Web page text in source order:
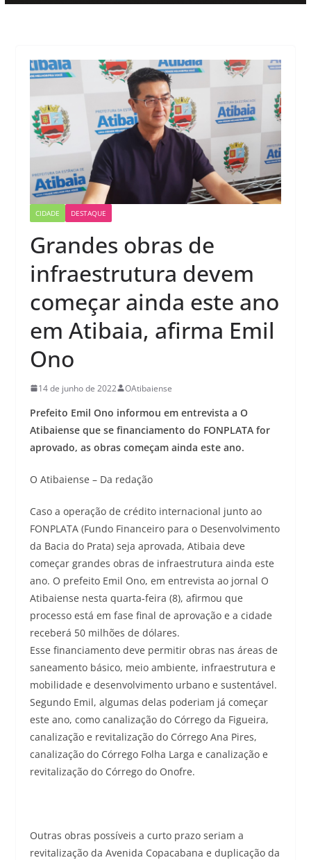
CIDADE DESTAQUE
Grandes obras de
infraestrutura devem
começar ainda este ano
em Atibaia, afirma Emil
Ono
14 de junho de 2022 OAtibaiense
Prefeito Emil Ono informou em entrevista a O
Atibaiense que se financiamento do FONPLATA for
aprovado, as obras começam ainda este ano.
O Atibaiense – Da redação
Caso a operação de crédito internacional junto ao
FONPLATA (Fundo Financeiro para o Desenvolvimento
da Bacia do Prata) seja aprovada, Atibaia deve
começar grandes obras de infraestrutura ainda este
ano. O prefeito Emil Ono, em entrevista ao jornal O
Atibaiense nesta quarta-feira (8), afirmou que
processo está em fase final de aprovação e a cidade
receberá 50 milhões de dólares.
Esse financiamento deve permitir obras nas áreas de
saneamento básico, meio ambiente, infraestrutura e
mobilidade e desenvolvimento urbano e sustentável.
Segundo Emil, algumas delas poderiam já começar
este ano, como canalização do Córrego da Figueira,
canalização e revitalização do Córrego Ana Pires,
canalização do Córrego Folha Larga e canalização e
revitalização do Córrego do Onofre.
Outras obras possíveis a curto prazo seriam a
revitalização da Avenida Copacabana e duplicação da